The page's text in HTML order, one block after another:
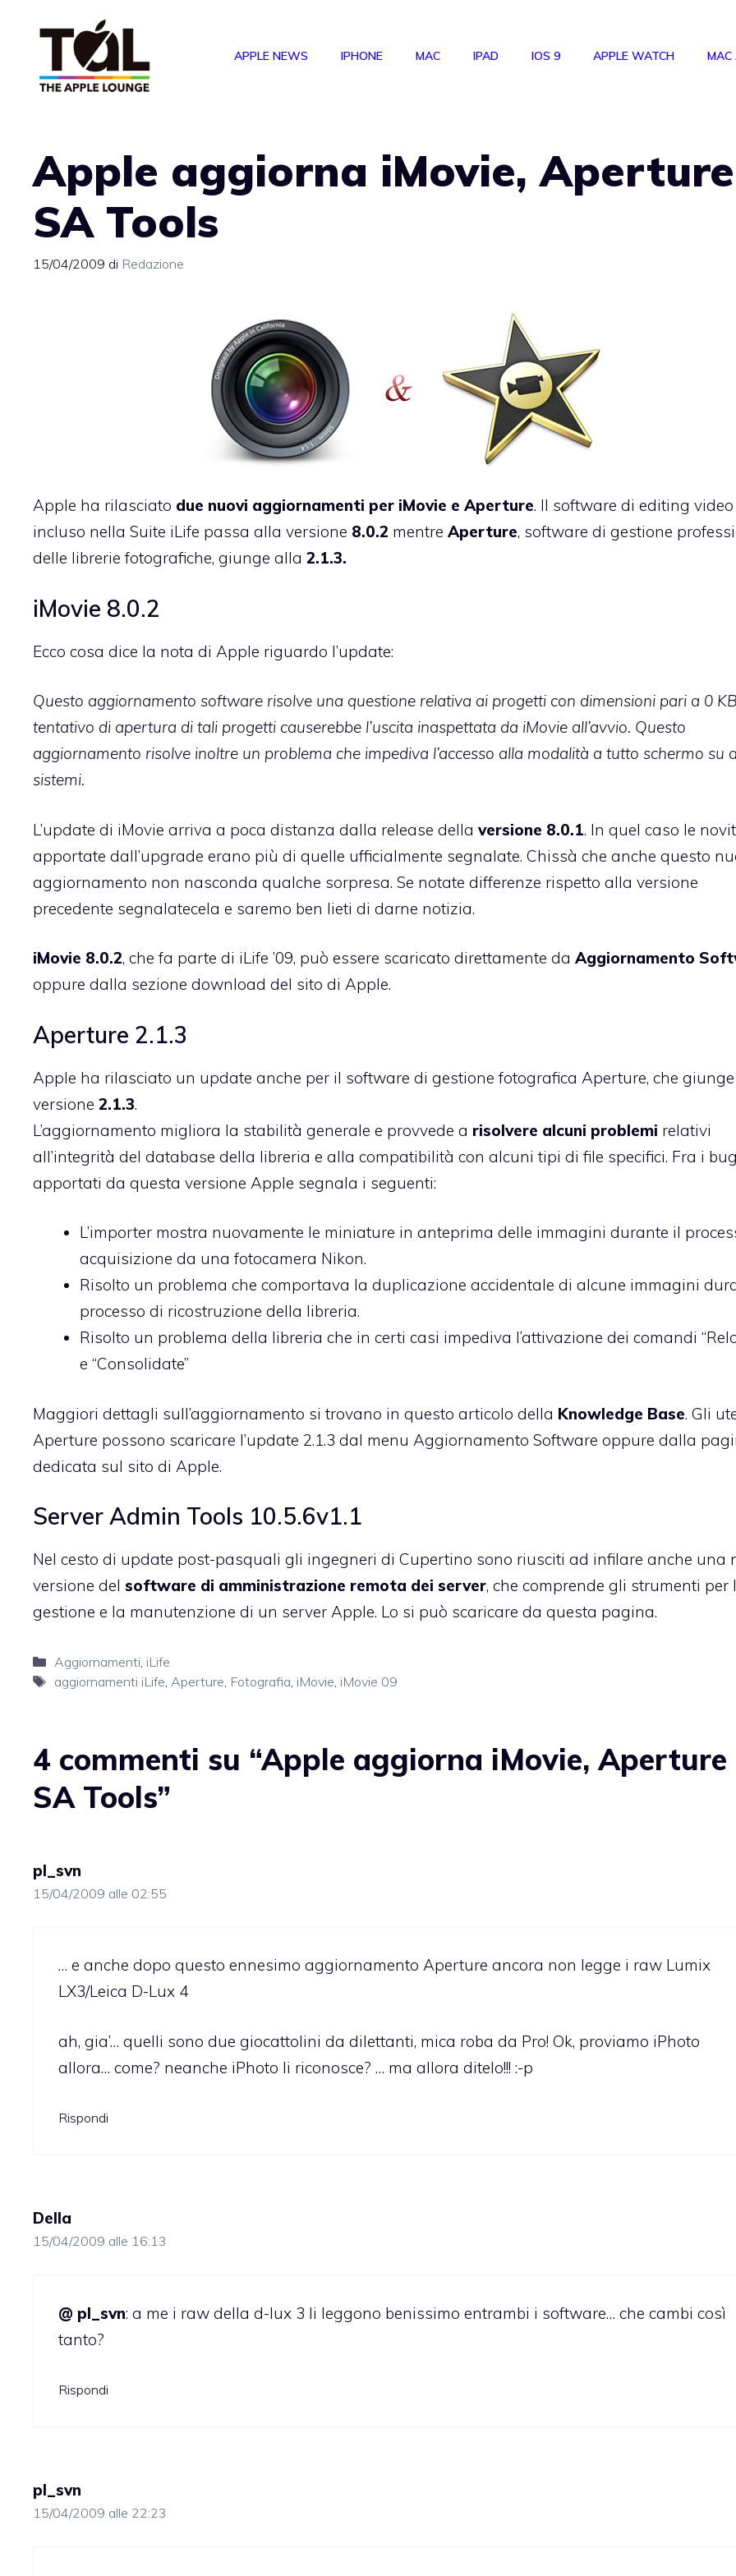
APPLE NEWS IPHONE MAC IPAD IOS 9 APPLE WATCH MAC
Apple aggiorna iMovie,
SA Tools
15/04/2009 di Redazione
Apple ha rilasciato due nuovi aggiornamenti per iMovie e Aperture. Il software di editing video
incluso nella Suite iLife passa alla versione 8.0.2 mentre Aperture, software di gestione
delle librerie fotografiche, giunge alla 2.1.3.
iMovie 8.0.2
Ecco cosa dice la nota di Apple riguardo l’update:
Questo aggiornamento software risolve una questione relativa ai progetti con dimensioni pari a 0
tentativo di apertura di tali progetti causerebbe l’uscita inaspettata da iMovie all’avvio. Questo
aggiornamento risolve inoltre un problema che impediva l’accesso alla modalità a tutto schermo su
sistemi.
L’update di iMovie arriva a poca distanza dalla release della versione 8.0.1. In quel caso le
apportate dall’upgrade erano più di quelle ufficialmente segnalate. Chissà che anche questo
aggiornamento non nasconda qualche sorpresa. Se notate differenze rispetto alla versione
precedente segnalatecela e saremo ben lieti di darne notizia.
iMovie 8.0.2, che fa parte di iLife ’09, può essere scaricato direttamente da Aggiornamento
oppure dalla sezione download del sito di Apple.
Aperture 2.1.3
Apple ha rilasciato un update anche per il software di gestione fotografica Aperture, che
versione 2.1.3.
L’aggiornamento migliora la stabilità generale e provvede a risolvere alcuni problemi relativi
all’integrità del database della libreria e alla compatibilità con alcuni tipi di file specifici. Fra i
apportati da questa versione Apple segnala i seguenti:
L’importer mostra nuovamente le miniature in anteprima delle immagini durante il
acquisizione da una fotocamera Nikon.
Risolto un problema che comportava la duplicazione accidentale di alcune immagini
processo di ricostruzione della libreria.
Risolto un problema della libreria che in certi casi impediva l’attivazione dei comandi
e “Consolidate”
Maggiori dettagli sull’aggiornamento si trovano in questo articolo della Knowledge Base. Gli
Aperture possono scaricare l’update 2.1.3 dal menu Aggiornamento Software oppure dalla
dedicata sul sito di Apple.
Server Admin Tools 10.5.6v1.1
Nel cesto di update post-pasquali gli ingegneri di Cupertino sono riusciti ad infilare anche una
versione del software di amministrazione remota dei server, che comprende gli strumenti per
gestione e la manutenzione di un server Apple. Lo si può scaricare da questa pagina.
Categorie
Aggiornamenti iLife
Tag
aggiornamenti iLife Aperture Fotografia iMovie iMovie 09
4 commenti su “Apple aggiorna iMovie, Aperture
SA Tools”
pl_svn
15/04/2009 alle 02:55
… e anche dopo questo ennesimo aggiornamento Aperture ancora non legge i raw Lumix
LX3/Leica D-Lux 4
ah, gia’… quelli sono due giocattolini da dilettanti, mica roba da Pro! Ok, proviamo iPhoto
allora… come? neanche iPhoto li riconosce? … ma allora ditelo!!! :-p
Rispondi
Della
15/04/2009 alle 16:13
@ pl_svn: a me i raw della d-lux 3 li leggono benissimo entrambi i software… che cambi così
tanto?
Rispondi
pl_svn
15/04/2009 alle 22:23